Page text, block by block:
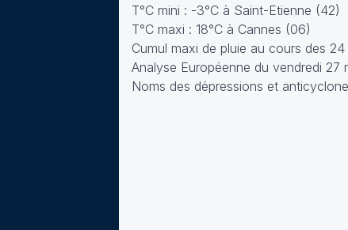
T°C mini : -3°C à Saint-Etienne (42)
T°C maxi : 18°C à Cannes (06)
Cumul maxi de pluie au cours des
Analyse Européenne du vendredi 27
Noms des dépressions et